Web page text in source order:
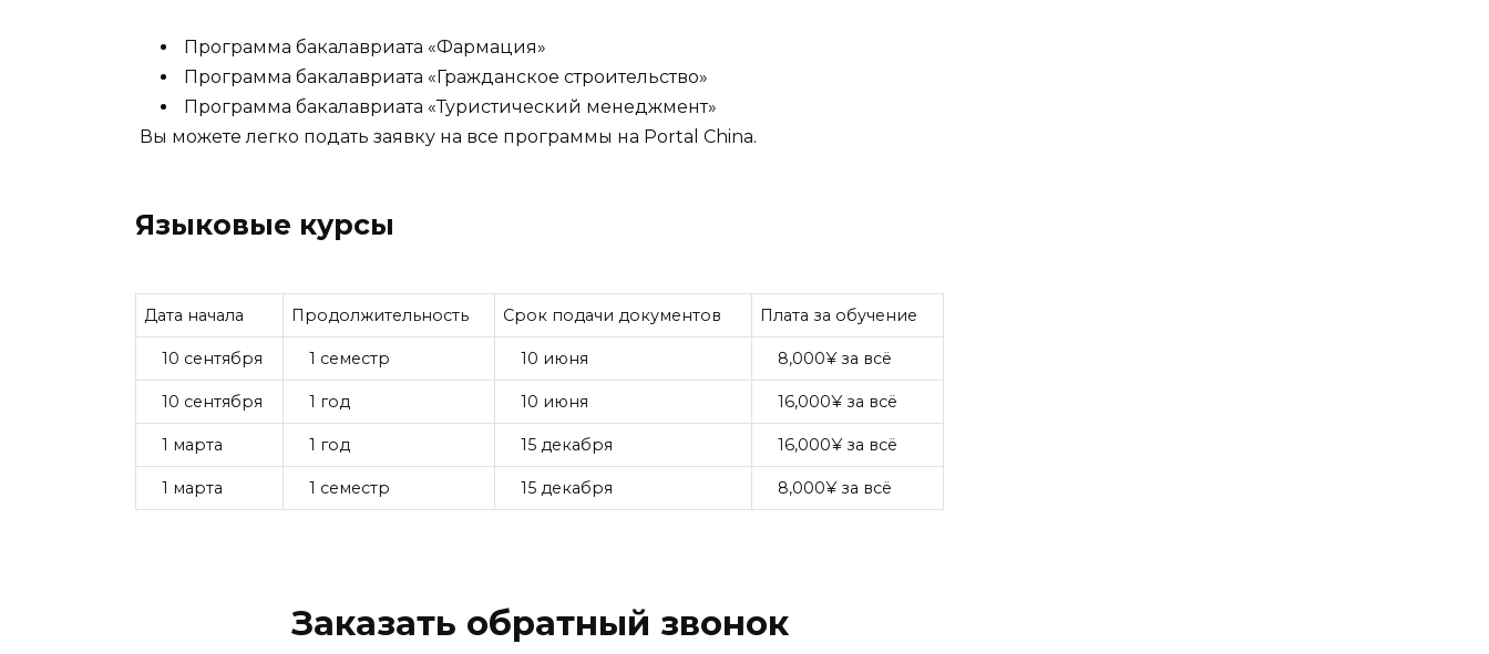
Программа бакалавриата «Фармация»
Программа бакалавриата «Гражданское строительство»
Программа бакалавриата «Туристический менеджмент»
Вы можете легко подать заявку на все программы на Portal China.
Языковые курсы
Дата начала Продолжительность Срок подачи документов Плата за обучение
10 сентября 1 семестр 10 июня 8,000¥ за всё
10 сентября 1 год 10 июня 16,000¥ за всё
1 марта 1 год 15 декабря 16,000¥ за всё
1 марта 1 семестр 15 декабря 8,000¥ за всё
Заказать обратный звонок